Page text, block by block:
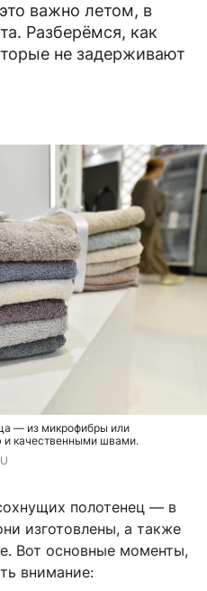
важно летом, в
Разберёмся, как
не задерживают
— из микрофибры или
и качественными швами.
полотенец — в
изготовлены, а также
Вот основные моменты,
внимание: